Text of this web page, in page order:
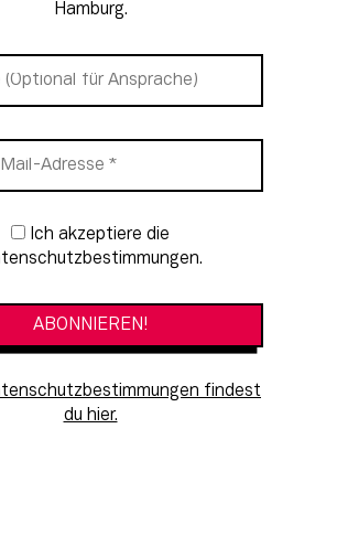
Hamburg.
Anmeldung
findest
du hier.